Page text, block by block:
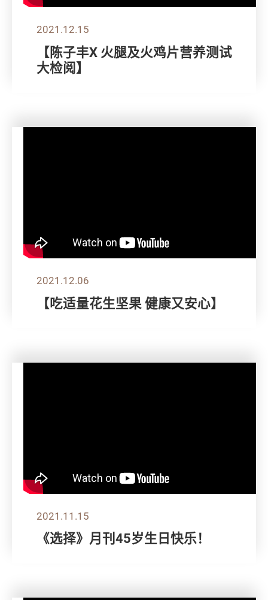
2021.12.15
【陈子丰X 火腿及火鸡片营养测试
大检阅】
2021.12.06
【吃适量花生坚果 健康又安心】
2021.11.15
《选择》月刊45岁生日快乐！